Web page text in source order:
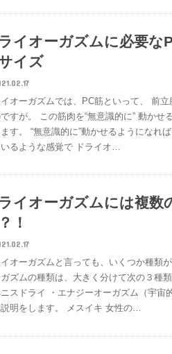
イオーガズムに必要な
イズ
イオーガズムでは、PC筋といって、 前
すが。 この筋肉を“無意識的に” 動かせ
す。 “無意識的に”動かせるようになれ
るような感覚で ドライオ…
イオーガズムには複数
！
イオーガズムと言っても、いくつか種類
ズムの種類は、大きく分けて次の３種
ニスドライ ・エナジーオーガズム（宇宙
明をします。 メスイキ 女性の…